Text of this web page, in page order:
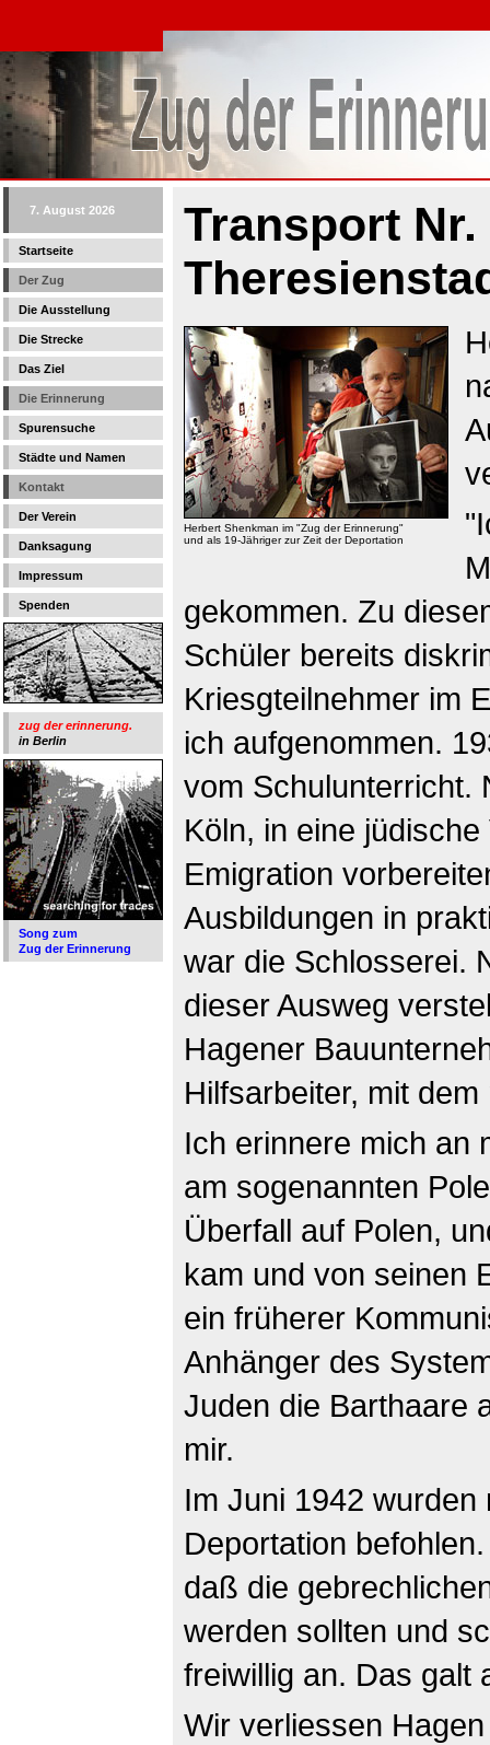
7. August 2026
Startseite
Der Zug
Die Ausstellung
Die Strecke
Das Ziel
Die Erinnerung
Spurensuche
Städte und Namen
Kontakt
Der Verein
Danksagung
Impressum
Spenden
zug der erinnerung.
in Berlin
Song zum
Zug der Erinnerung
Transport Nr.
Herbert Shenkman im "Zug der Erinnerung"
und als 19-Jähriger zur Zeit der Deportation
gekommen. Zu
Schüler bereits
Kriesgteilnehmer im
ich aufgenommen.
vom Schulunterricht.
Köln, in eine
Emigration
Ausbildungen in
war die Schlosserei.
dieser Ausweg
Hagener
Hilfsarbeiter, mit
Ich erinnere mich an
am sogenannten
Überfall auf Polen,
kam und von seinen
ein früherer
Anhänger des
Juden die Barthaare
mir.
Im Juni 1942
Deportation
daß die
werden sollten und
freiwillig an. Das galt
Wir verliessen